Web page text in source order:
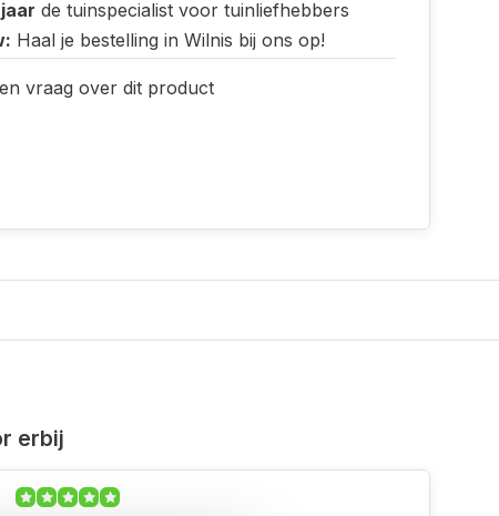
de tuinspecialist voor tuinliefhebbers
Haal je bestelling in Wilnis bij ons op!
vraag over dit product
erbij